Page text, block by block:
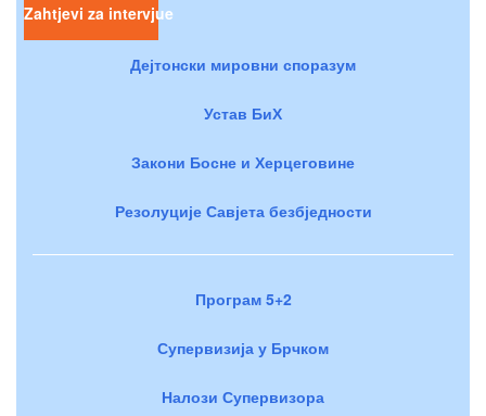
Zahtjevi za intervjue
Дејтонски мировни споразум
Устав БиХ
Закони Босне и Херцеговине
Резолуције Савјета безбједности
Програм 5+2
Супервизија у Брчком
Налози Супервизора